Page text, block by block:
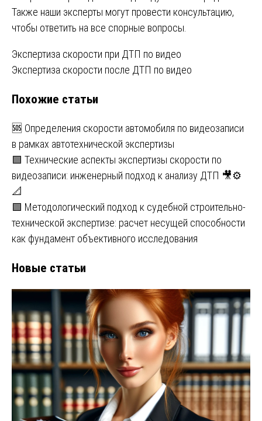
Также наши эксперты могут провести консультацию,
чтобы ответить на все спорные вопросы.
Навигация
записям
Экспертиза скорости при ДТП по видео
Экспертиза скорости после ДТП по видео
Похожие статьи
🆘 Определения скорости автомобиля по видеозаписи
в рамках автотехнической экспертизы
🟩 Технические аспекты экспертизы скорости по
видеозаписи: инженерный подход к анализу ДТП 🎥⚙️
📐
🟩 Методологический подход к судебной строительно-
технической экспертизе: расчет несущей способности
как фундамент объективного исследования
Новые статьи